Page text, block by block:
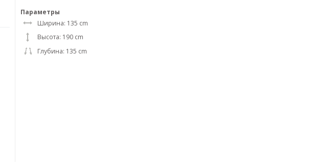
Параметры
Ширина: 135 cm
Высота: 190 cm
Глубина: 135 cm